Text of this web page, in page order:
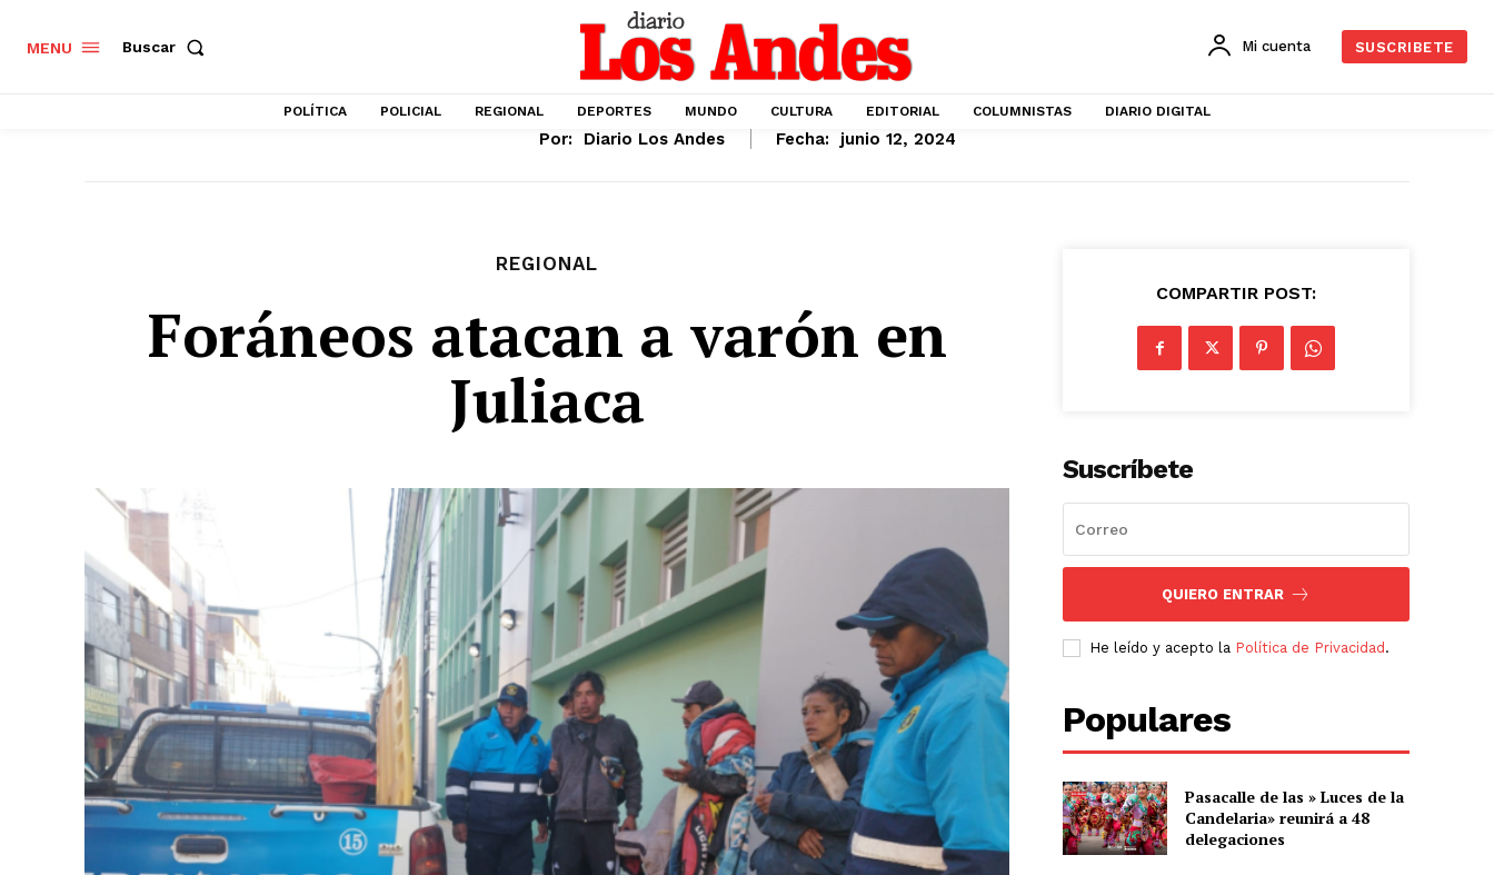
MENU Buscar Mi cuenta SUSCRIBETE
POLÍTICA POLICIAL REGIONAL DEPORTES MUNDO CULTURA EDITORIAL COLUMNISTAS DIARIO DIGITAL
Por: Diario Los Andes Fecha: junio 12, 2024
REGIONAL
Foráneos atacan a varón en
Juliaca
COMPARTIR POST:
Suscríbete
QUIERO ENTRAR
He leído y acepto la Política de Privacidad .
Populares
Pasacalle de las » Luces de la
Candelaria» reunirá a 48
delegaciones